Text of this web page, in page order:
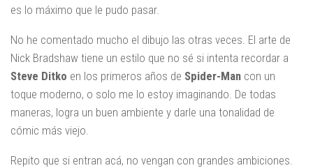
es lo máximo que le pudo pasar.
No he comentado mucho el dibujo las otras veces. El arte de
Nick Bradshaw tiene un estilo que no sé si intenta recordar a
Steve Ditko en los primeros años de Spider-Man con un
toque moderno, o solo me lo estoy imaginando. De todas
maneras, logra un buen ambiente y darle una tonalidad de
cómic más viejo.
Repito que si entran acá, no vengan con grandes ambiciones.